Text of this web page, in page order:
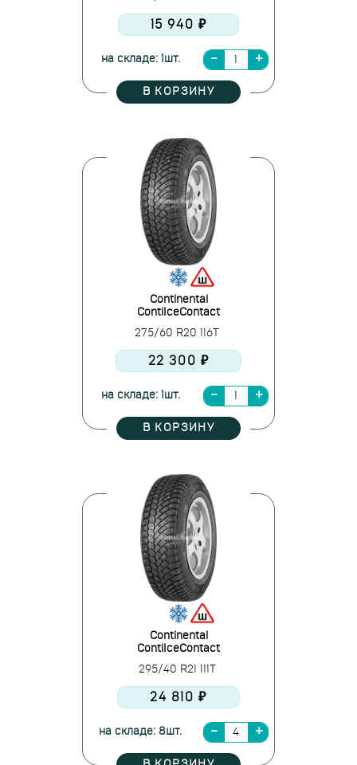
15 940 ₽
на складе: 1шт.
В КОРЗИНУ
Continental
ContiIceContact
275/60 R20 116T
22 300 ₽
на складе: 1шт.
В КОРЗИНУ
Continental
ContiIceContact
295/40 R21 111T
24 810 ₽
на складе: 8шт.